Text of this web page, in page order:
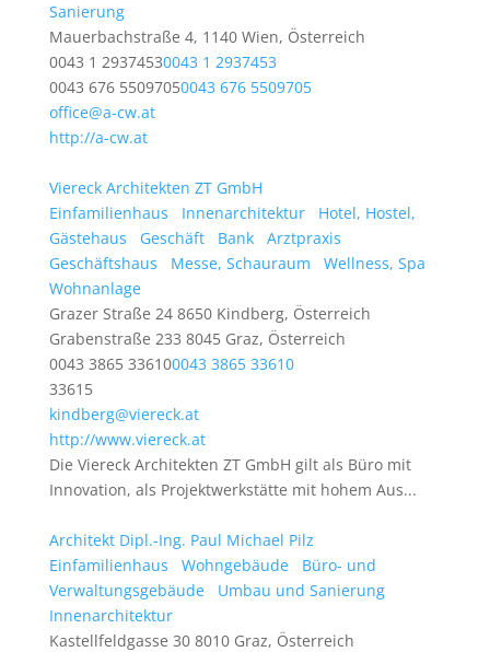
Sanierung
Mauerbachstraße 4, 1140 Wien, Österreich
0043 1 29374530043 1 2937453
0043 676 55097050043 676 5509705
office@a-cw.at
http://a-cw.at
Viereck Architekten ZT GmbH
Einfamilienhaus
Innenarchitektur
Hotel, Hostel,
Gästehaus
Geschäft Bank
Arztpraxis
Geschäftshaus
Messe, Schauraum
Wellness, Spa
Wohnanlage
Grazer Straße 24 8650 Kindberg, Österreich
Grabenstraße 233 8045 Graz, Österreich
0043 3865 336100043 3865 33610
33615
kindberg@viereck.at
http://www.viereck.at
Die Viereck Architekten ZT GmbH gilt als Büro mit
Innovation, als Projektwerkstätte mit hohem Aus...
Architekt Dipl.-Ing. Paul Michael Pilz
Einfamilienhaus
Wohngebäude
Büro- und
Verwaltungsgebäude
Umbau und Sanierung
Innenarchitektur
Kastellfeldgasse 30 8010 Graz, Österreich